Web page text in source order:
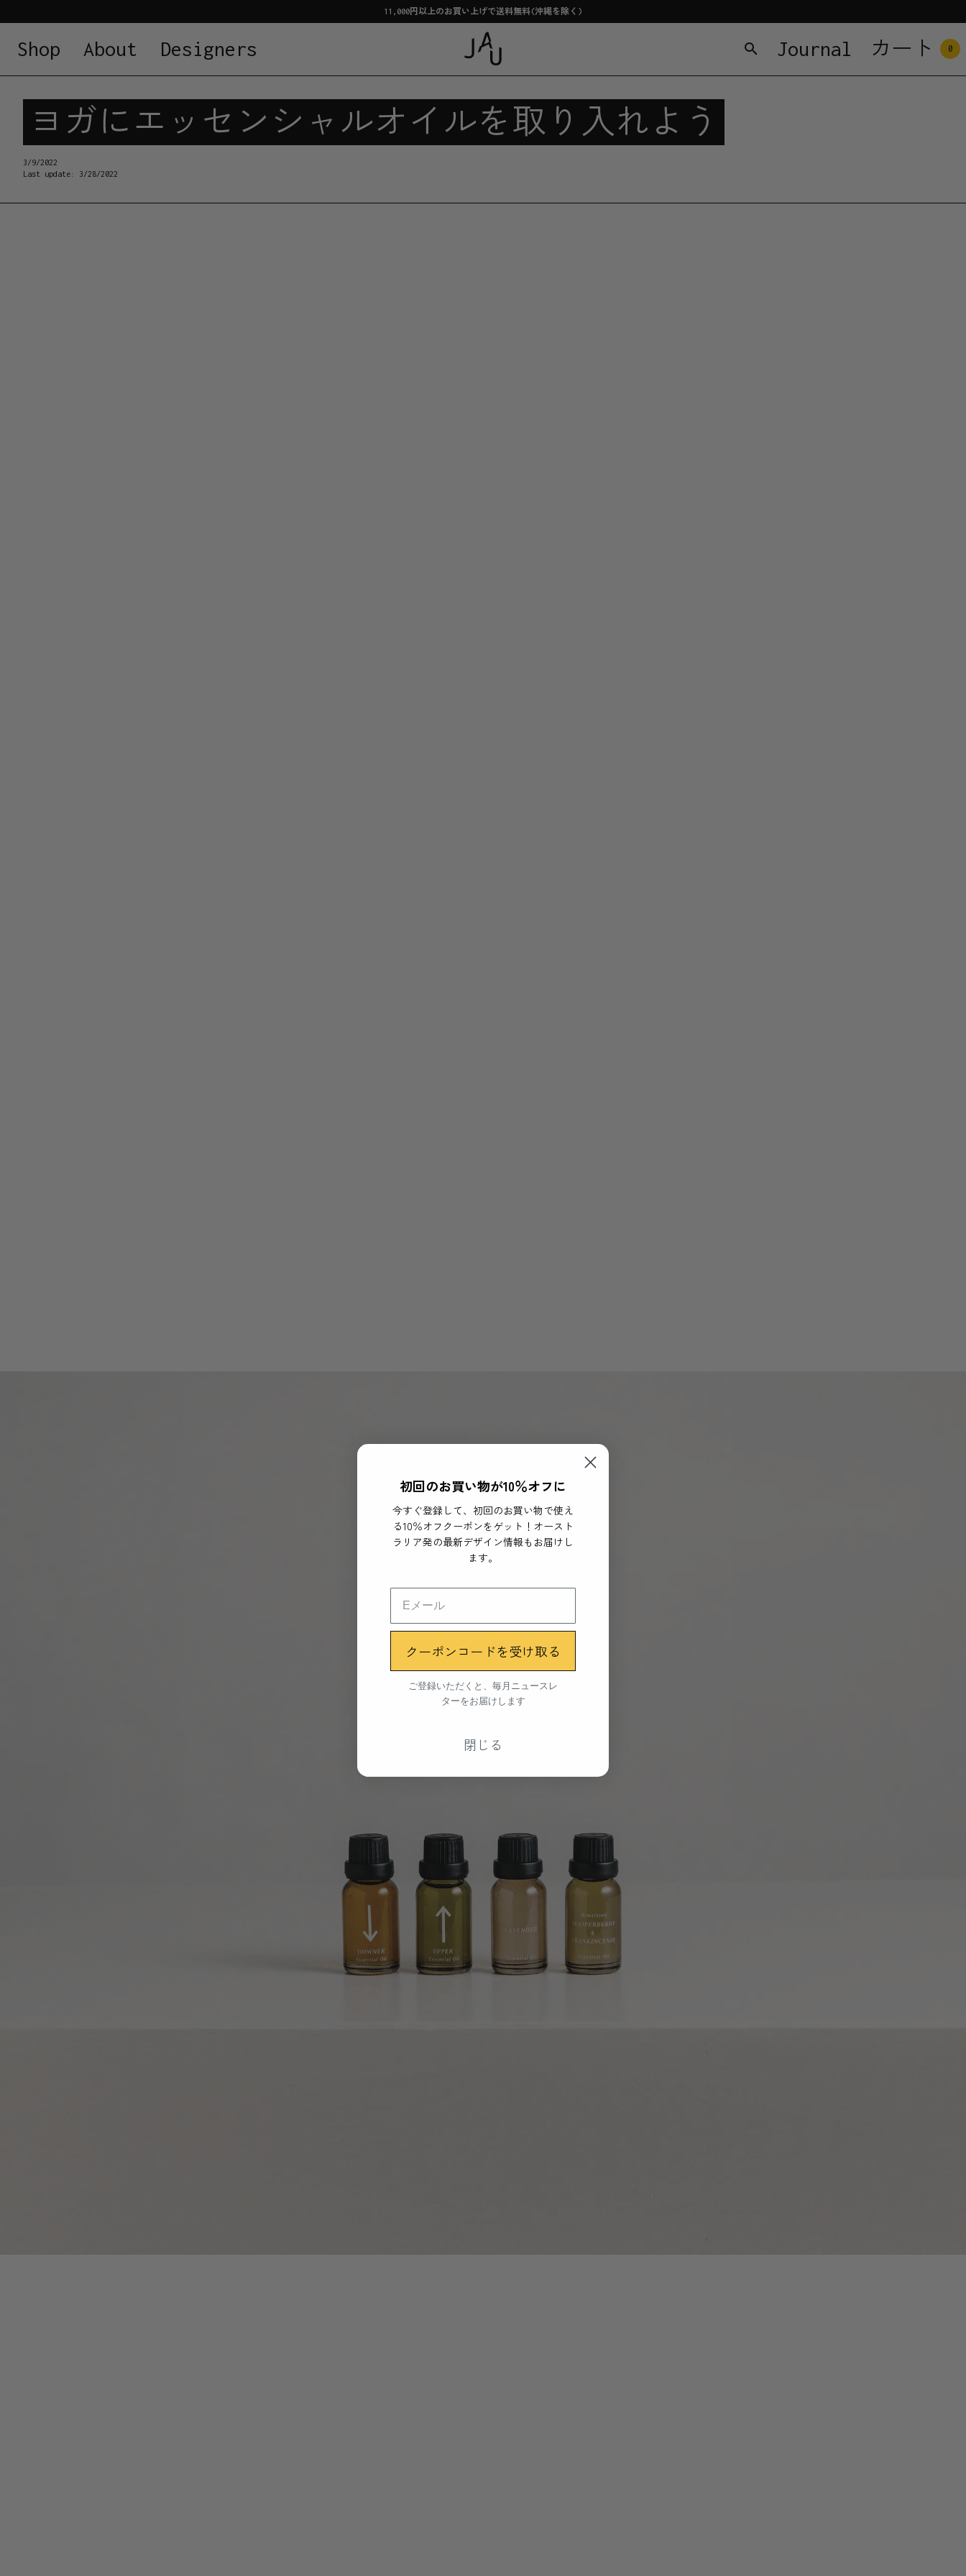
11,000円以上のお買い上げで送料無料(沖縄を除く)
Shop About Designers Journal カート 0
ヨガにエッセンシャルオイルを取り入れよう
3/9/2022
Last update: 3/28/2022
初回のお買い物が10％オフに
今すぐ登録して、初回のお買い物で使え
る10％オフクーポンをゲット！オースト
ラリア発の最新デザイン情報もお届けし
ます。
クーポンコードを受け取る
ご登録いただくと、毎月ニュースレ
ターをお届けします
閉じる